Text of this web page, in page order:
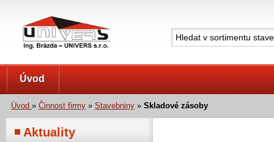
Úvod
Úvod » Činnost firmy » Stavebniny » Skladové zásoby
Aktuality